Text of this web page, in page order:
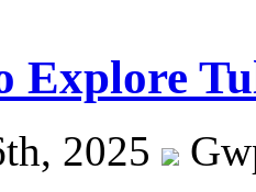
Explore
2025